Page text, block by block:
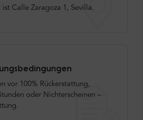
Calle Zaragoza 1, Sevilla.
vor 100% Rückerstattung,
oder Nichterscheinen –